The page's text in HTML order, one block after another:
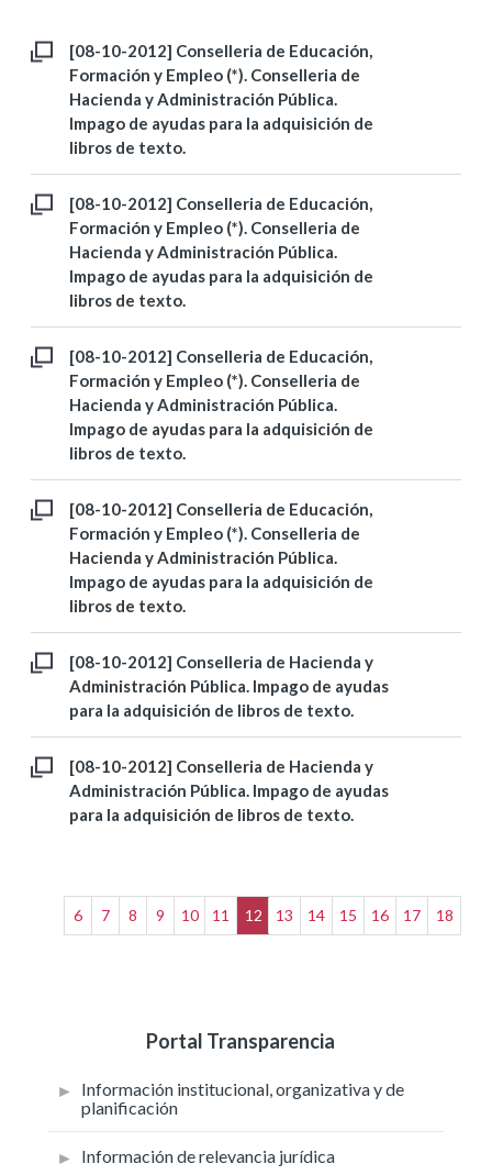
[08-10-2012] Conselleria de Educación,
Formación y Empleo (*). Conselleria de
Hacienda y Administración Pública.
Impago de ayudas para la adquisición de
libros de texto.
[08-10-2012] Conselleria de Educación,
Formación y Empleo (*). Conselleria de
Hacienda y Administración Pública.
Impago de ayudas para la adquisición de
libros de texto.
[08-10-2012] Conselleria de Educación,
Formación y Empleo (*). Conselleria de
Hacienda y Administración Pública.
Impago de ayudas para la adquisición de
libros de texto.
[08-10-2012] Conselleria de Educación,
Formación y Empleo (*). Conselleria de
Hacienda y Administración Pública.
Impago de ayudas para la adquisición de
libros de texto.
[08-10-2012] Conselleria de Hacienda y
Administración Pública. Impago de ayudas
para la adquisición de libros de texto.
[08-10-2012] Conselleria de Hacienda y
Administración Pública. Impago de ayudas
para la adquisición de libros de texto.
6 7 8 9 10 11 12 13 14 15 16 17 18
Portal Transparencia
Información institucional, organizativa y de
planificación
Información de relevancia jurídica